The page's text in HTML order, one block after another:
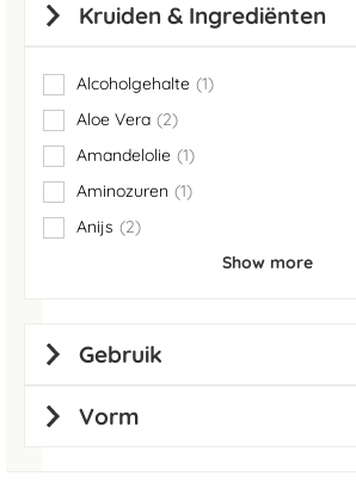
Kruiden & Ingrediënten
Alcoholgehalte 1
item
Aloe Vera
2
items
Amandelolie 1
item
Aminozuren
1
item
Anijs
2
items
Show more
Gebruik
Vorm